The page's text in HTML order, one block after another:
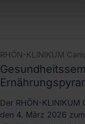
RHÖN-KLINIKUM
Der RHÖN-
den 4. März 2026